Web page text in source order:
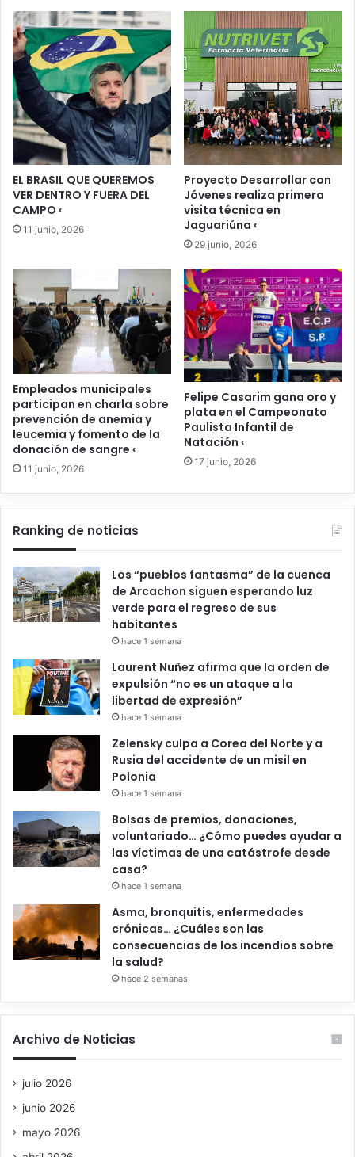
EL BRASIL QUE QUEREMOS
VER DENTRO Y FUERA DEL
CAMPO ‹
11 junio, 2026
Proyecto Desarrollar con
Jóvenes realiza primera
visita técnica en
Jaguariúna ‹
29 junio, 2026
Empleados municipales
participan en charla sobre
prevención de anemia y
leucemia y fomento de la
donación de sangre ‹
11 junio, 2026
Felipe Casarim gana oro y
plata en el Campeonato
Paulista Infantil de
Natación ‹
17 junio, 2026
Ranking de noticias
Los “pueblos fantasma” de la cuenca
de Arcachon siguen esperando luz
verde para el regreso de sus
habitantes
hace 1 semana
Laurent Nuñez afirma que la orden de
expulsión “no es un ataque a la
libertad de expresión”
hace 1 semana
Zelensky culpa a Corea del Norte y a
Rusia del accidente de un misil en
Polonia
hace 1 semana
Bolsas de premios, donaciones,
voluntariado… ¿Cómo puedes ayudar a
las víctimas de una catástrofe desde
casa?
hace 1 semana
Asma, bronquitis, enfermedades
crónicas… ¿Cuáles son las
consecuencias de los incendios sobre
la salud?
hace 2 semanas
Archivo de Noticias
julio 2026
junio 2026
mayo 2026